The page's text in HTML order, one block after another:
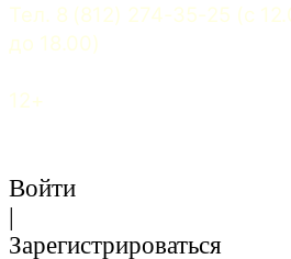
Тел. 8 (812) 274-35-25 (c
до 18.00)
12+
Войти
|
Зарегистрироваться